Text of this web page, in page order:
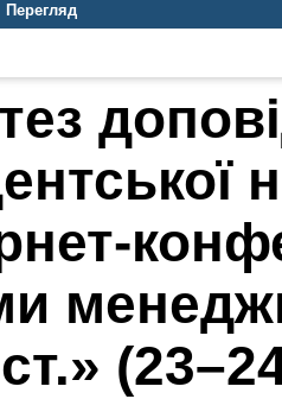
Перегляд